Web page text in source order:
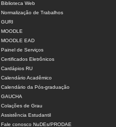
Biblioteca Web
Normalização de Trabalhos
GURI
MOODLE
MOODLE EAD
Painel de Serviços
Certificados Eletrônicos
Cardápios RU
Calendário Acadêmico
Calendário da Pós-graduação
GAUCHA
Colações de Grau
Assistência Estudantil
Fale conosco NuDEs/PRODAE